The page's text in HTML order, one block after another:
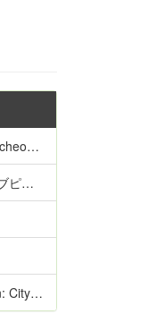
中文
日语
中文